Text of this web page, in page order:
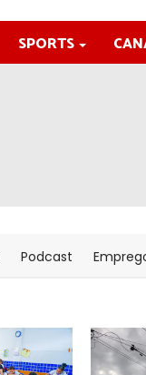
SPORTS
Podcast